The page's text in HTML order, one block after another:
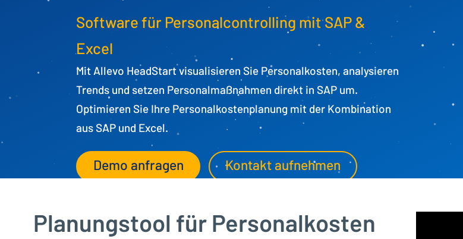
Mehr Kontrolle, mehr Überblick
Software für Personalcontrolling mit SAP &
Excel
Mit Allevo HeadStart visualisieren Sie Personalkosten, analysieren
Trends und setzen Personalmaßnahmen direkt in SAP um.
Optimieren Sie Ihre Personalkostenplanung mit der Kombination
aus SAP und Excel.
Demo anfragen Kontakt aufnehmen
Planungstool für Personalkosten